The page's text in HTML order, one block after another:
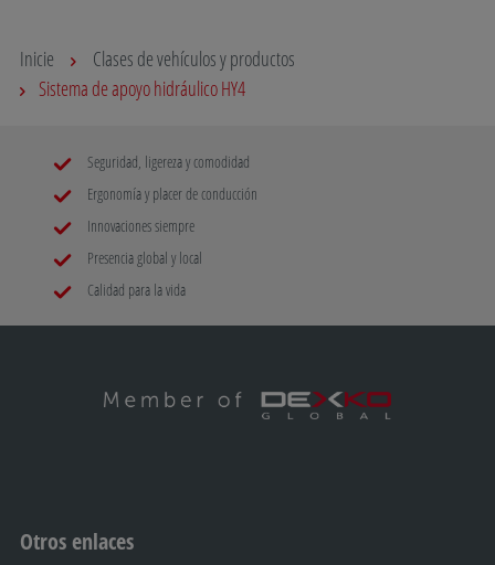
Inicie
Clases de vehículos y productos
Sistema de apoyo hidráulico HY4
Seguridad, ligereza y comodidad
Ergonomía y placer de conducción
Innovaciones siempre
Presencia global y local
Calidad para la vida
Otros enlaces